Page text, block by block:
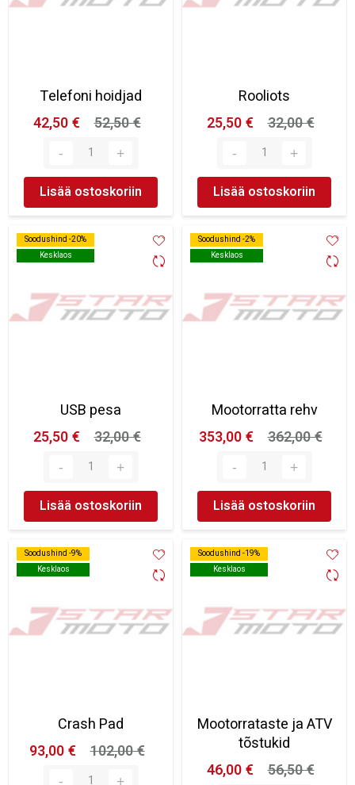
Telefoni hoidjad
42,50 €
52,50 €
Lisää ostoskoriin
Rooliots
25,50 €
32,00 €
Lisää ostoskoriin
Soodushind -20%
Kesklaos
Soodushind -20%
Kesklaos
USB pesa
25,50 €
32,00 €
Lisää ostoskoriin
Soodushind -2%
Kesklaos
Soodushind -2%
Kesklaos
Mootorratta rehv
353,00 €
362,00 €
Lisää ostoskoriin
Soodushind -9%
Kesklaos
Soodushind -9%
Kesklaos
Crash Pad
93,00 €
102,00 €
Soodushind -19%
Kesklaos
Soodushind -19%
Kesklaos
Mootorrataste ja ATV
tõstukid
46,00 €
56,50 €